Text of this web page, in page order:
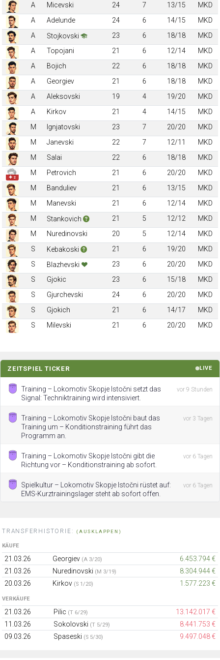
A
Micevski 24 7 13/15
MKD
A
Adelunde 24 6 14/15
MKD
A
Stojkovski 23 6 18/18
MKD
A
Topojani 21 6 12/14
MKD
A
Bojich 22 6 18/18
MKD
A
Georgiev 21 6 18/18
MKD
A
Aleksovski 19 4 19/20
MKD
A
Kirkov 21 4 14/15
MKD
M
Ignjatovski 23 7 20/20
MKD
M
Janevski 22 7 12/11
MKD
M
Salai 22 6 18/18 MKD
✚ 2
M Petrovich 21 6 20/20
MKD
M
Banduliev 21 6 13/15
MKD
M
Manevski 21 6 12/14
MKD
M
Stankovich 21 5 12/12
MKD
M
Nuredinovski 20 5 12/14
MKD
S
Kebakoski 21 6 19/20
MKD
S
Blazhevski 23 6 20/20
MKD
S
Gjokic 23 6 15/18
MKD
S
Gjurchevski 24 6 20/20
MKD
S
Gjokich 21 6 14/17
MKD
S
Milevski 21 6 20/20 MKD
ZEITSPIEL TICKER LIVE
Training – Lokomotiv Skopje Istočni setzt das
Signal: Techniktraining wird intensiviert.
vor 9 Stunden
Training – Lokomotiv Skopje Istočni baut das
Training um – Konditionstraining führt das
Programm an.
vor 3 Tagen
Training – Lokomotiv Skopje Istočni gibt die
Richtung vor – Konditionstraining ab sofort.
vor 6 Tagen
Spielkultur – Lokomotiv Skopje Istočni rüstet auf:
EMS-Kurztrainingslager steht ab sofort offen.
vor 6 Tagen
TRANSFERHISTORIE: (AUSKLAPPEN)
KÄUFE
21.03.26 Georgiev (A 3/20)
6.453.794 €
21.03.26
Nuredinovski (M 3/19)
8.304.944 €
20.03.26
Kirkov (S 1/20) 1.577.223 €
VERKÄUFE
21.03.26 Pilic (T 6/29)
13.142.017 €
11.03.26
Sokolovski (T 5/29)
8.441.753 €
09.03.26
Spaseski (S 5/30) 9.497.048 €